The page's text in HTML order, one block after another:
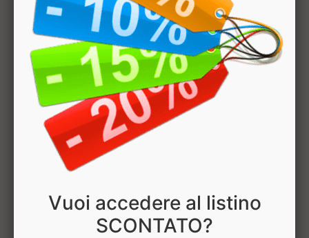
Hai bisogno di aiuto? Chatta con noi
Vuoi accedere al listino
SCONTATO?